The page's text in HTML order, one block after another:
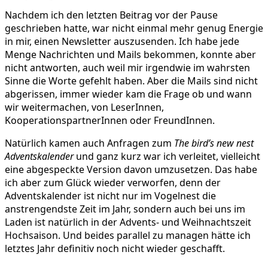
Nachdem ich den letzten Beitrag vor der Pause
geschrieben hatte, war nicht einmal mehr genug Energie
in mir, einen Newsletter auszusenden. Ich habe jede
Menge Nachrichten und Mails bekommen, konnte aber
nicht antworten, auch weil mir irgendwie im wahrsten
Sinne die Worte gefehlt haben. Aber die Mails sind nicht
abgerissen, immer wieder kam die Frage ob und wann
wir weitermachen, von LeserInnen,
KooperationspartnerInnen oder FreundInnen.
Natürlich kamen auch Anfragen zum The bird’s new nest
Adventskalenderund ganz kurz war ich verleitet, vielleicht
eine abgespeckte Version davon umzusetzen. Das habe
ich aber zum Glück wieder verworfen, denn der
Adventskalender ist nicht nur im Vogelnest die
anstrengendste Zeit im Jahr, sondern auch bei uns im
Laden ist natürlich in der Advents- und Weihnachtszeit
Hochsaison. Und beides parallel zu managen hätte ich
letztes Jahr definitiv noch nicht wieder geschafft.